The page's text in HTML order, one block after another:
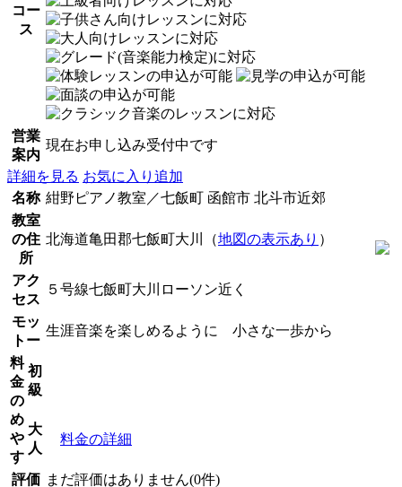
コー
ス
営業
案内
現在お申し込み受付中です
詳細を見る お気に入り追加
名称 紺野ピアノ教室／七飯町 函館市 北斗市近郊
教室
の住
所
北海道亀田郡七飯町大川（地図の表示あり ）
アク
セス
５号線七飯町大川ローソン近く
モッ
トー
生涯音楽を楽しめるように 小さな一歩から
料
金
の
め
や
す
初
級
大
人
料金の詳細
評価 まだ評価はありません(0件)